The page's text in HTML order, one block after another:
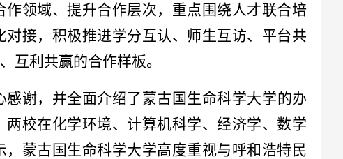
领域、提升合作层次，重点围绕人才联合培
接，积极推进学分互认、师生互访、平台共
互利共赢的合作样板。
感谢，并全面介绍了蒙古国生命科学大学的办
校在化学环境、计算机科学、经济学、数学
蒙古国生命科学大学高度重视与呼和浩特民